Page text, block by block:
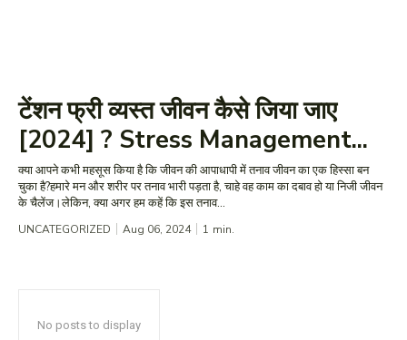
टेंशन फ्री व्यस्त जीवन कैसे जिया जाए
[2024] ? Stress Management...
क्या आपने कभी महसूस किया है कि जीवन की आपाधापी में तनाव जीवन का एक हिस्सा बन
चुका है?हमारे मन और शरीर पर तनाव भारी पड़ता है, चाहे वह काम का दबाव हो या निजी जीवन
के चैलेंज।लेकिन, क्या अगर हम कहें कि इस तनाव...
UNCATEGORIZED Aug 06, 2024 1 min.
No posts to display